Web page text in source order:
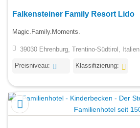
Falkensteiner Family Resort Lido
Magic.Family.Moments.
39030 Ehrenburg, Trentino-Südtirol, Italien
Preisniveau: Klassifizierung: